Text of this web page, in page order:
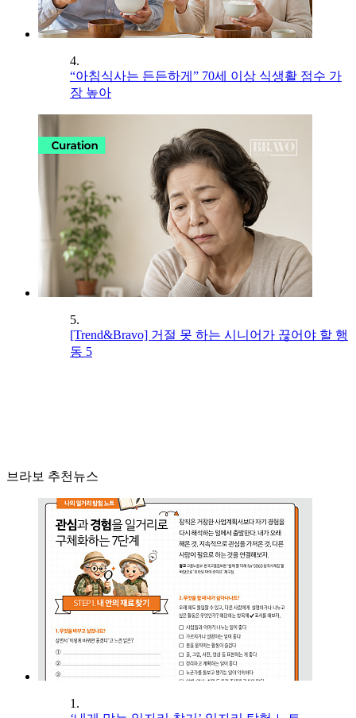
4.
“아침식사는 든든하게” 70세 이상 식생활 점수 가
장 높아
5.
[Trend&Bravo] 거절 못 하는 시니어가 끊어야 할 행
동 5
브라보 추천뉴스
1.